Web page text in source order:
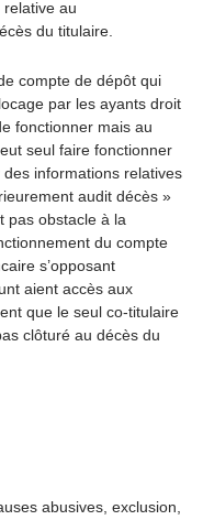
au
du titulaire.
compte de dépôt qui
par les ayants droit
fonctionner mais au
seul faire fonctionner
des informations relatives
audit décès »
pas obstacle à la
du compte
s’opposant
aient accès aux
que le seul co-titulaire
clôturé au décès du
abusives, exclusion,